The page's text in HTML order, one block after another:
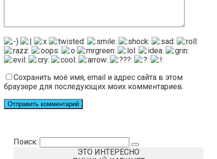
Сохранить моё имя, email и адрес сайта в этом
браузере для последующих моих комментариев.
Поиск:
ЭТО ИНТЕРЕСНО